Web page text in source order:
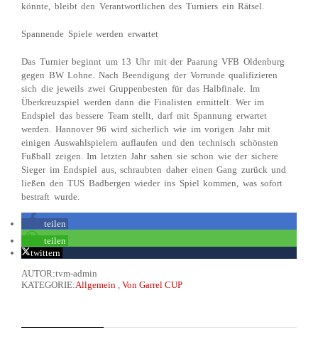
könnte, bleibt den Verantwortlichen des Turniers ein Rätsel.
Spannende Spiele werden erwartet
Das Turnier beginnt um 13 Uhr mit der Paarung VFB Oldenburg
gegen BW Lohne. Nach Beendigung der Vorrunde qualifizieren
sich die jeweils zwei Gruppenbesten für das Halbfinale. Im
Überkreuzspiel werden dann die Finalisten ermittelt. Wer im
Endspiel das bessere Team stellt, darf mit Spannung erwartet
werden. Hannover 96 wird sicherlich wie im vorigen Jahr mit
einigen Auswahlspielern auflaufen und den technisch schönsten
Fußball zeigen. Im letzten Jahr sahen sie schon wie der sichere
Sieger im Endspiel aus, schraubten daher einen Gang zurück und
ließen den TUS Badbergen wieder ins Spiel kommen, was sofort
bestraft wurde.
teilen
teilen
twittern
AUTOR:tvm-admin
KATEGORIE:Allgemein , Von Garrel CUP